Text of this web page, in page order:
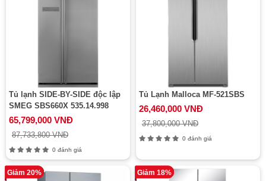
Tủ lạnh SIDE-BY-SIDE độc lập
SMEG SBS660X 535.14.998
65,799,000 VNĐ
87,733,800 VNĐ
0 đánh giá
Tủ Lạnh Malloca MF-521SBS
26,460,000 VNĐ
37,800,000 VNĐ
0 đánh giá
Giảm 20% Giảm 18%